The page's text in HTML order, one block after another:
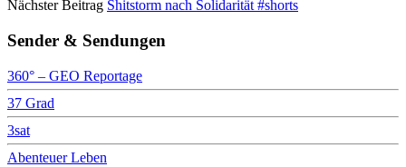
Nächster Beitrag Shitstorm nach Solidarität #shorts
Sender & Sendungen
360° – GEO Reportage
37 Grad
3sat
Abenteuer Leben